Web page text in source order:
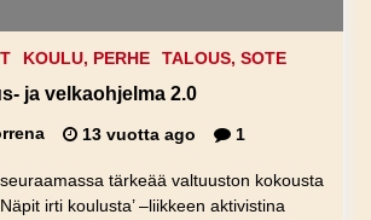
KOULU, PERHE TALOUS, SOTE
ja velkaohjelma 2.0
13 vuotta ago 1
tärkeää valtuuston kokousta
irti koulusta’ –liikkeen aktivistina